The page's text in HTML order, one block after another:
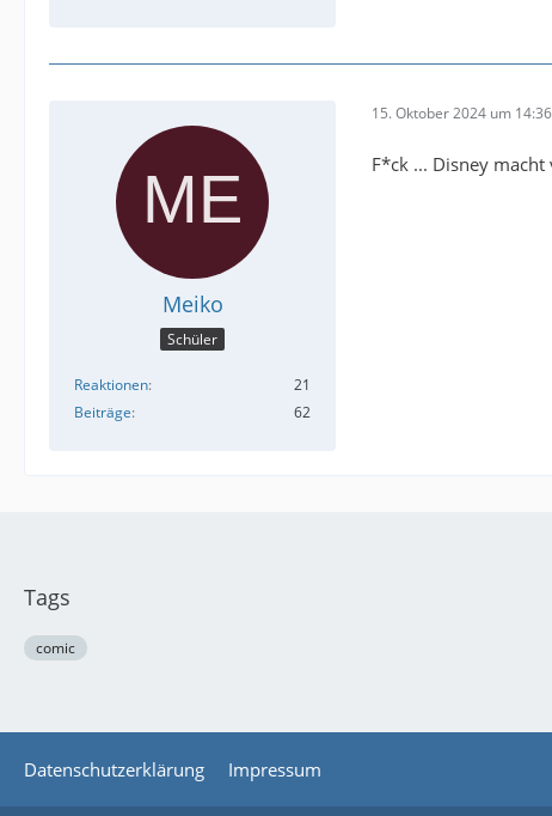
Meiko
Schüler
Reaktionen
21
Beiträge
62
15. Oktober 2024 um 14:36
F*ck ... Disney
Tags
comic
Datenschutzerklärung Impressum